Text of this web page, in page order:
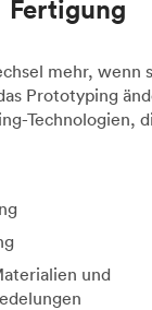
Fertigung
mehr, wenn
Prototyping
Technologien,
und